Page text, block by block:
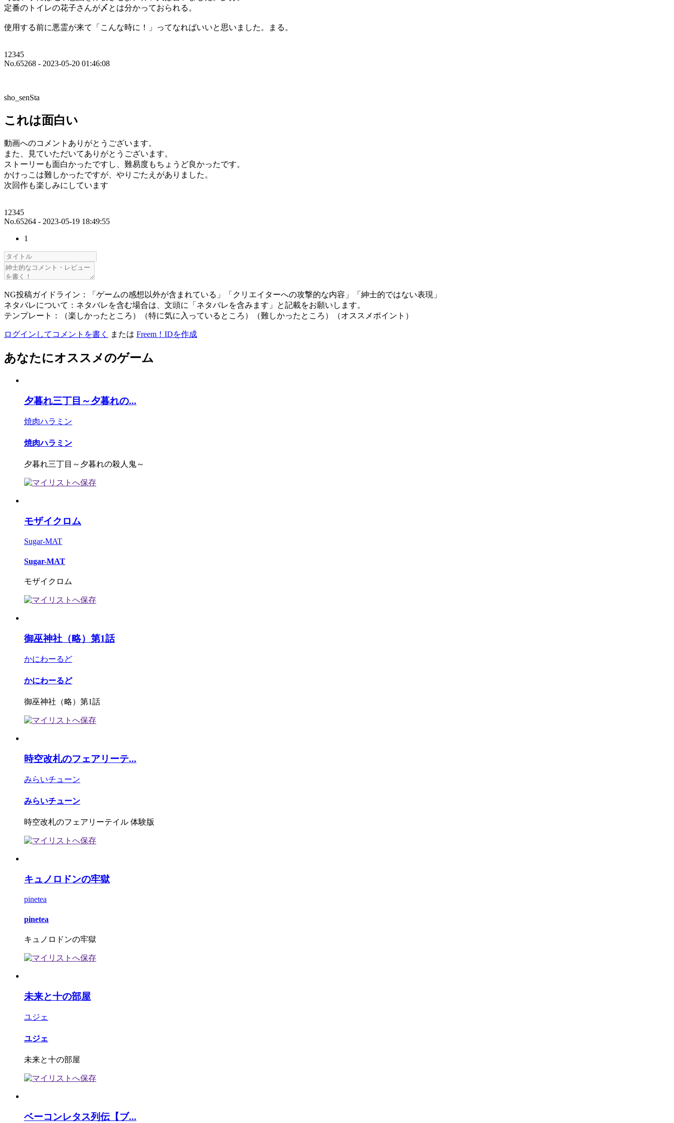
定番のトイレの花子さんが〆とは分かっておられる。
使用する前に悪霊が来て「こんな時に！」ってなればいいと思いました。まる。
12345
No.65268 - 2023-05-20 01:46:08
sho_senSta
これは面白い
動画へのコメントありがとうございます。
また、見ていただいてありがとうございます。
ストーリーも面白かったですし、難易度もちょうど良かったです。
かけっこは難しかったですが、やりごたえがありました。
次回作も楽しみにしています
12345
No.65264 - 2023-05-19 18:49:55
1
NG投稿ガイドライン：「ゲームの感想以外が含まれている」「クリエイターへの攻撃的な内容」「紳士的ではない表現」
ネタバレについて：ネタバレを含む場合は、文頭に「ネタバレを含みます」と記載をお願いします。
テンプレート：（楽しかったところ）（特に気に入っているところ）（難しかったところ）（オススメポイント）
ログインしてコメントを書く または Freem！IDを作成
あなたにオススメのゲーム
夕暮れ三丁目～夕暮れの...
焼肉ハラミン
焼肉ハラミン
夕暮れ三丁目～夕暮れの殺人鬼～
モザイクロム
Sugar-MAT
Sugar-MAT
モザイクロム
御巫神社（略）第1話
かにわーるど
かにわーるど
御巫神社（略）第1話
時空改札のフェアリーテ...
みらいチューン
みらいチューン
時空改札のフェアリーテイル 体験版
キュノロドンの牢獄
pinetea
pinetea
キュノロドンの牢獄
未来と十の部屋
ユジェ
ユジェ
未来と十の部屋
ベーコンレタス列伝【ブ...